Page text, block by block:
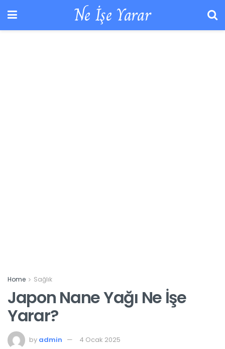
Ne İşe Yarar
Home Sağlık
Japon Nane Yağı Ne İşe
Yarar?
by admin 4 Ocak 2025